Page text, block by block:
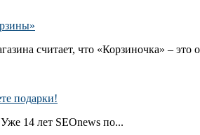
считает, что «Корзиночка» – это
подарки!
14 лет SEOnews по...